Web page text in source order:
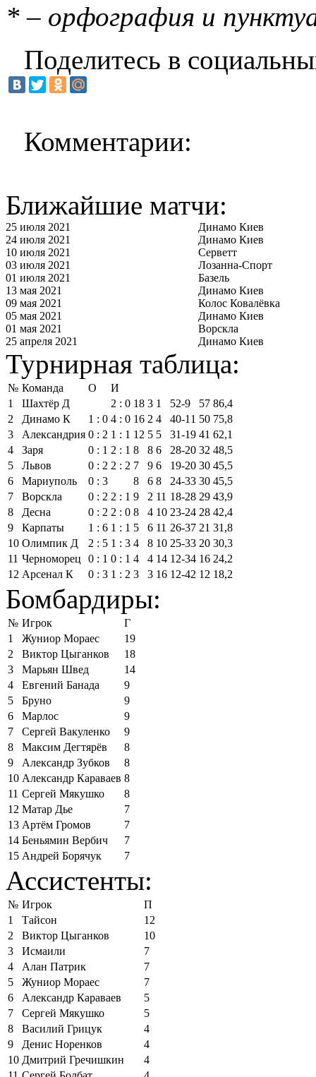
* – орфография и
Поделитесь в
Комментарии:
Ближайшие матчи:
25 июля 2021
Динамо Киев
24 июля 2021
Динамо Киев
10 июля 2021
Серветт
03 июля 2021
Лозанна-Спорт
01 июля 2021
Базель
13 мая 2021
Динамо Киев
09 мая 2021
Колос Ковалёвка
05 мая 2021
Динамо Киев
01 мая 2021
Ворскла
25 апреля 2021
Динамо Киев
Турнирная таблица:
№ Команда О
И
1
Шахтёр Д 2 : 0 18 3 1 52‑9 57 86,4
2
Динамо К 1 : 0 4 : 0 16 2 4 40‑11 50 75,8
3
Александрия 0 : 2 1 : 1 12 5 5 31‑19 41 62,1
4
Заря 0 : 1 2 : 1 8 8 6 28‑20 32 48,5
5
Львов 0 : 2 2 : 2 7 9 6 19‑20 30 45,5
6
Мариуполь 0 : 3 8 6 8 24‑33 30 45,5
7
Ворскла 0 : 2 2 : 1 9 2 11 18‑28 29 43,9
8
Десна 0 : 2 2 : 0 8 4 10 23‑24 28 42,4
9
Карпаты 1 : 6 1 : 1 5 6 11 26‑37 21 31,8
10 Олимпик Д 2 : 5 1 : 3 4 8 10 25‑33 20 30,3
11 Черноморец 0 : 1 0 : 1 4 4 14 12‑34 16 24,2
12 Арсенал К 0 : 3 1 : 2 3 3 16 12‑42 12 18,2
Бомбардиры:
№ Игрок
Г
1
Жуниор Мораес
19
2
Виктор Цыганков
18
3
Марьян Швед
14
4
Евгений Банада
9
5
Бруно
9
6
Марлос
9
7
Сергей Вакуленко
9
8
Максим Дегтярёв
8
9
Александр Зубков
8
10 Александр Караваев 8
11 Сергей Мякушко
8
12 Матар Дье
7
13 Артём Громов
7
14 Беньямин Вербич
7
15 Андрей Борячук 7
Ассистенты:
№ Игрок
П
1
Тайсон
12
2
Виктор Цыганков
10
3
Исмаили
7
4
Алан Патрик
7
5
Жуниор Мораес
7
6
Александр Караваев
5
7
Сергей Мякушко
5
8
Василий Грицук
4
9
Денис Норенков
4
10 Дмитрий Гречишкин
4